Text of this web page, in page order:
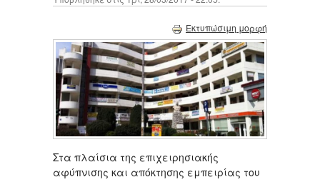
Εκτυπώσιμη μορφή
Στα πλαίσια της επιχειρησιακής
αφύπνισης και απόκτησης εμπειρίας του